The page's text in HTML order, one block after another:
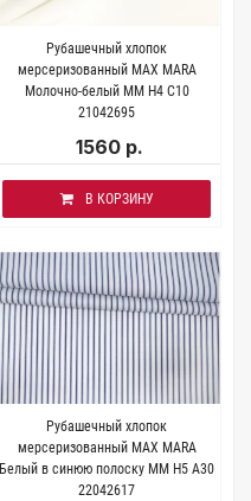
Рубашечный хлопок
мерсеризованный MAX MARA
Молочно-белый MM H4 C10
21042695
1560 р.
В КОРЗИНУ
Рубашечный хлопок
мерсеризованный MAX MARA
Белый в синюю полоску MM Н5 А30
22042617